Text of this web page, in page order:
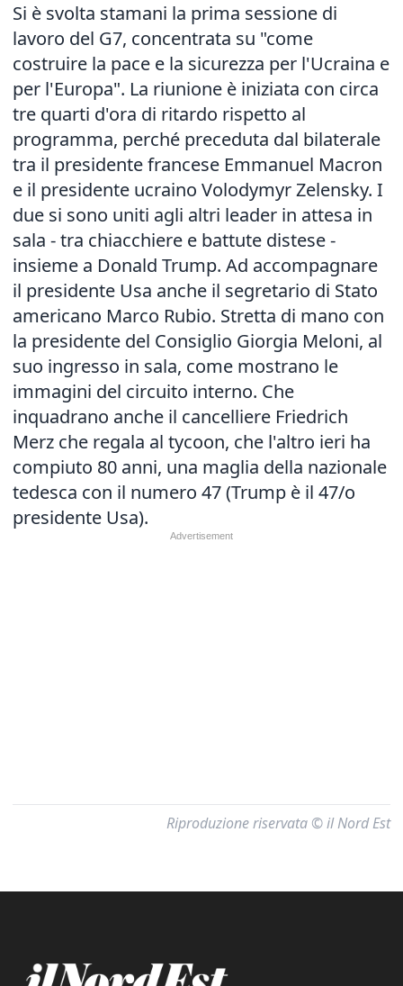
Si è svolta stamani la prima sessione di
lavoro del G7, concentrata su "come
costruire la pace e la sicurezza per l'Ucraina e
per l'Europa". La riunione è iniziata con circa
tre quarti d'ora di ritardo rispetto al
programma, perché preceduta dal bilaterale
tra il presidente francese Emmanuel Macron
e il presidente ucraino Volodymyr Zelensky. I
due si sono uniti agli altri leader in attesa in
sala - tra chiacchiere e battute distese -
insieme a Donald Trump. Ad accompagnare
il presidente Usa anche il segretario di Stato
americano Marco Rubio. Stretta di mano con
la presidente del Consiglio Giorgia Meloni, al
suo ingresso in sala, come mostrano le
immagini del circuito interno. Che
inquadrano anche il cancelliere Friedrich
Merz che regala al tycoon, che l'altro ieri ha
compiuto 80 anni, una maglia della nazionale
tedesca con il numero 47 (Trump è il 47/o
presidente Usa).
Riproduzione riservata © il Nord Est